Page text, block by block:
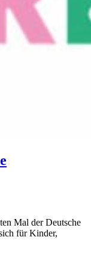
Mal der Deutsche
für Kinder,